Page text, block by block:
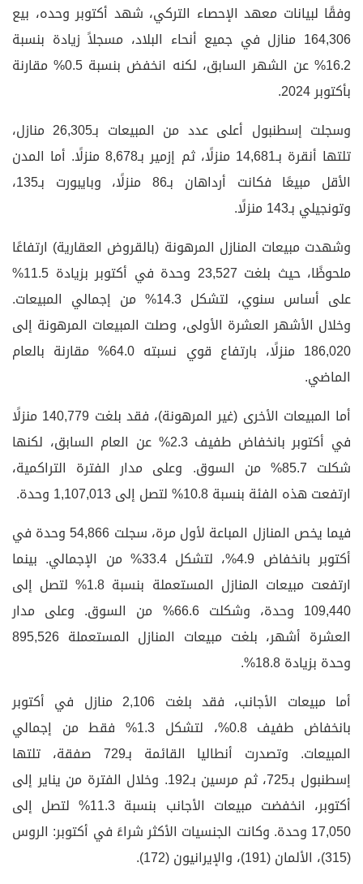
وفقًا لبيانات معهد الإحصاء التركي، شهد أكتوبر وحده، بيع
164,306 منازل في جميع أنحاء البلاد، مسجلاً زيادة بنسبة
16.2% عن الشهر السابق، لكنه انخفض بنسبة 0.5% مقارنة
بأكتوبر 2024.
وسجلت إسطنبول أعلى عدد من المبيعات بـ26,305 منازل،
تلتها أنقرة بـ14,681 منزلًا، ثم إزمير بـ8,678 منزلًا. أما المدن
الأقل مبيعًا فكانت أرداهان بـ86 منزلًا، وبايبورت بـ135،
وتونجيلي بـ143 منزلًا.
وشهدت مبيعات المنازل المرهونة (بالقروض العقارية) ارتفاعًا
ملحوظًا، حيث بلغت 23,527 وحدة في أكتوبر بزيادة 11.5%
على أساس سنوي، لتشكل 14.3% من إجمالي المبيعات.
وخلال الأشهر العشرة الأولى، وصلت المبيعات المرهونة إلى
186,020 منزلًا، بارتفاع قوي نسبته 64.0% مقارنة بالعام
الماضي.
أما المبيعات الأخرى (غير المرهونة)، فقد بلغت 140,779 منزلًا
في أكتوبر بانخفاض طفيف 2.3% عن العام السابق، لكنها
شكلت 85.7% من السوق. وعلى مدار الفترة التراكمية،
ارتفعت هذه الفئة بنسبة 10.8% لتصل إلى 1,107,013 وحدة.
فيما يخص المنازل المباعة لأول مرة، سجلت 54,866 وحدة في
أكتوبر بانخفاض 4.9%، لتشكل 33.4% من الإجمالي. بينما
ارتفعت مبيعات المنازل المستعملة بنسبة 1.8% لتصل إلى
109,440 وحدة، وشكلت 66.6% من السوق. وعلى مدار
العشرة أشهر، بلغت مبيعات المنازل المستعملة 895,526
وحدة بزيادة 18.8%.
أما مبيعات الأجانب، فقد بلغت 2,106 منازل في أكتوبر
بانخفاض طفيف 0.8%، لتشكل 1.3% فقط من إجمالي
المبيعات. وتصدرت أنطاليا القائمة بـ729 صفقة، تلتها
إسطنبول بـ725، ثم مرسين بـ192. وخلال الفترة من يناير إلى
أكتوبر، انخفضت مبيعات الأجانب بنسبة 11.3% لتصل إلى
17,050 وحدة. وكانت الجنسيات الأكثر شراءً في أكتوبر: الروس
(315)، الألمان (191)، والإيرانيون (172).